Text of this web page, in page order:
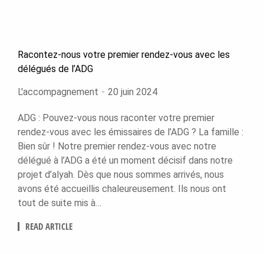
Racontez-nous votre premier rendez-vous avec les
délégués de l’ADG
L'accompagnement 20 juin 2024
ADG : Pouvez-vous nous raconter votre premier
rendez-vous avec les émissaires de l’ADG ? La famille :
Bien sûr ! Notre premier rendez-vous avec notre
délégué à l’ADG a été un moment décisif dans notre
projet d’alyah. Dès que nous sommes arrivés, nous
avons été accueillis chaleureusement. Ils nous ont
tout de suite mis à…
READ ARTICLE